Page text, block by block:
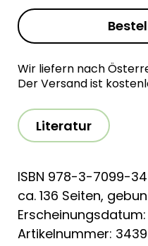
Wir liefern nach
Der Versand ist
Literatur
ISBN 978-3-7099-
ca. 136 Seiten,
Erscheinungsdatum:
Artikelnummer: 3439